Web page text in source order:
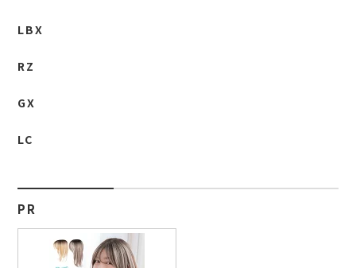
LBX
RZ
GX
LC
PR